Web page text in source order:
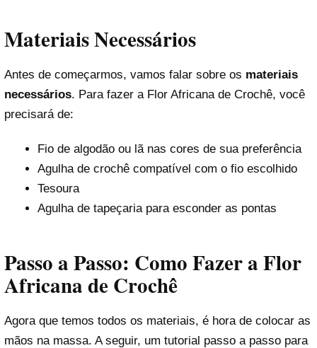
Materiais Necessários
Antes de começarmos, vamos falar sobre os materiais
necessários. Para fazer a Flor Africana de Crochê, você
precisará de:
Fio de algodão ou lã nas cores de sua preferência
Agulha de crochê compatível com o fio escolhido
Tesoura
Agulha de tapeçaria para esconder as pontas
Passo a Passo: Como Fazer a Flor
Africana de Crochê
Agora que temos todos os materiais, é hora de colocar as
mãos na massa. A seguir, um tutorial passo a passo para